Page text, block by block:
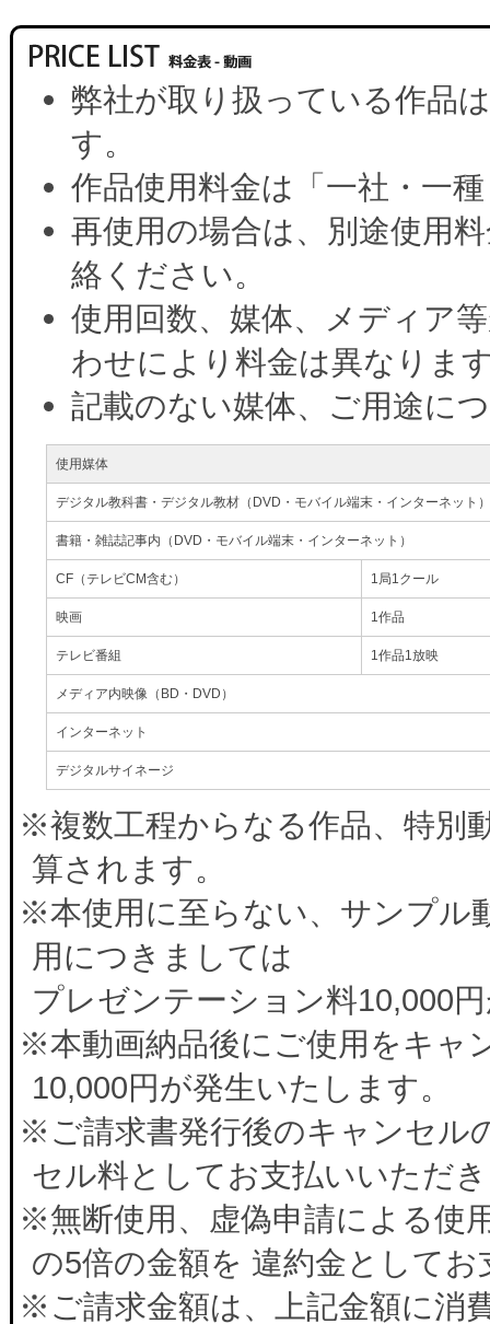
弊社が取り扱っている作品
す。
作品使用料金は「一社・一
再使用の場合は、別途使用
絡ください。
使用回数、媒体、メディア
わせにより料金は異なりま
記載のない媒体、ご用途に
使用媒体
デジタル教科書・デジタル教材（DVD・モバイル端末・インターネット）
書籍・雑誌記事内（DVD・モバイル端末・インターネット）
CF（テレビCM含む） 1局1クール
映画 1作品
テレビ番組 1作品1放映
メディア内映像（BD・DVD）
インターネット
デジタルサイネージ
※複数工程からなる作品、特別
算されます。
※本使用に至らない、サンプル
用につきましては
プレゼンテーション料10,000
※本動画納品後にご使用をキャ
10,000円が発生いたします。
※ご請求書発行後のキャンセル
セル料としてお支払いいただ
※無断使用、虚偽申請による使
の5倍の金額を 違約金として
※ご請求金額は、上記金額に消